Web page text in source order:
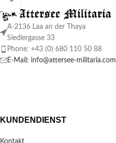
A-2136 Laa an der Thaya
Siedlergasse 33
Phone: +43 (0) 680 110 50 88
E-Mail: info@attersee-militaria.com
KUNDENDIENST
Kontakt